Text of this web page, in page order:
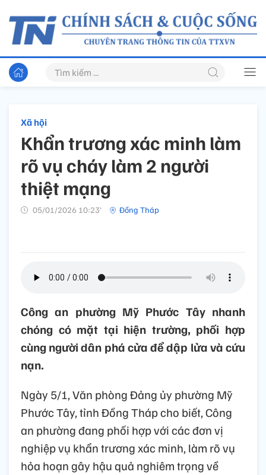
Xã hội
Khẩn trương xác minh làm
rõ vụ cháy làm 2 người
thiệt mạng
05/01/2026 10:23’ Đồng Tháp
Công an phường Mỹ Phước Tây nhanh
chóng có mặt tại hiện trường, phối hợp
cùng người dân phá cửa để dập lửa và cứu
nạn.
Ngày 5/1, Văn phòng Đảng ủy phường Mỹ
Phước Tây, tỉnh Đồng Tháp cho biết, Công
an phường đang phối hợp với các đơn vị
nghiệp vụ khẩn trương xác minh, làm rõ vụ
hỏa hoạn gây hậu quả nghiêm trọng về